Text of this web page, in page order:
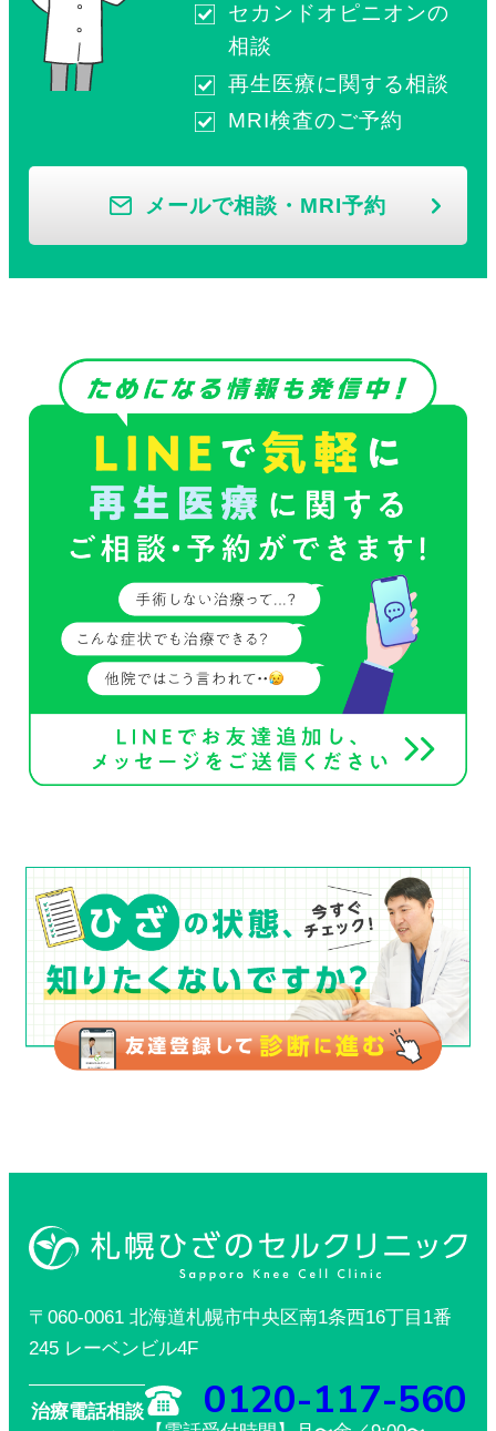
セカンドオピニオンの
相談
再生医療に関する相談
MRI検査のご予約
メールで相談・MRI予約
〒060-0061 北海道札幌市中央区南1条西16丁目1番
245 レーベンビル4F
治療電話相談
0120-117-560